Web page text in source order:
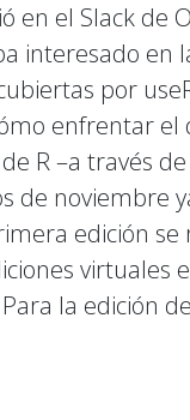
el Slack de
interesado
por
enfrentar
R –a través
de
edición se
virtuales
la edición